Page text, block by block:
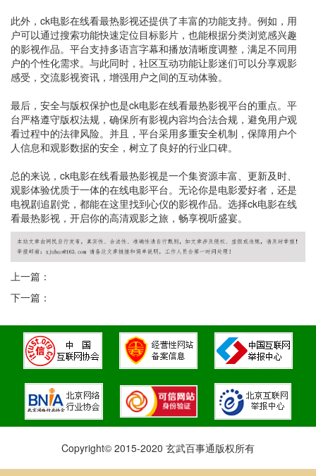
此外，ck电影在线看最热影视还提供了丰富的功能支持。例如，用
户可以通过搜索功能快速定位目标影片，也能根据分类浏览感兴趣
的影视作品。平台支持多语言字幕和播放清晰度调整，满足不同用
户的个性化需求。与此同时，社区互动功能让影迷们可以分享观影
感受，交流影视资讯，增强用户之间的互动体验。
最后，安全与版权保护也是ck电影在线看最热影视平台的重点。平
台严格遵守版权法规，确保所有影视内容均合法合规，避免用户观
看过程中的法律风险。并且，平台采用多重安全机制，保障用户个
人信息和观影数据的安全，树立了良好的行业口碑。
总的来说，ck电影在线看最热影视是一个集资源丰富、更新及时、
观影体验优质于一体的在线电影平台。无论你是电影爱好者，还是
电视剧追剧党，都能在这里找到心仪的影视作品。选择ck电影在线
看最热影视，开启你的高清观影之旅，畅享视听盛宴。
上一篇：
下一篇：
Copyright© 2015-2020 玄武百事通版权所有